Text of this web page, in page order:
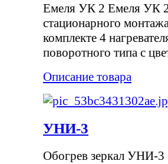
Емеля УК 2 Емеля УК 2
стационарного
комплекте 4
поворотного типа с
Описание товара
УНИ-3
Обогрев зеркал УНИ-3